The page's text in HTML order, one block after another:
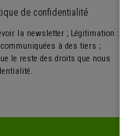
de confidentialité
la newsletter ; Légitimation :
à des tiers ;
le reste des droits que nous